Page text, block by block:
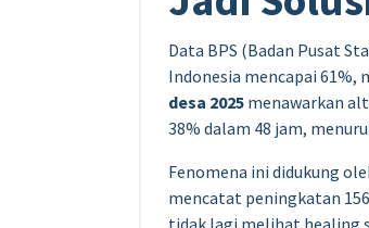
Data BPS (Badan Pusat
Indonesia mencapai 61%,
desa 2025 menawarkan
38% dalam 48 jam,
Fenomena ini didukung
mencatat peningkatan